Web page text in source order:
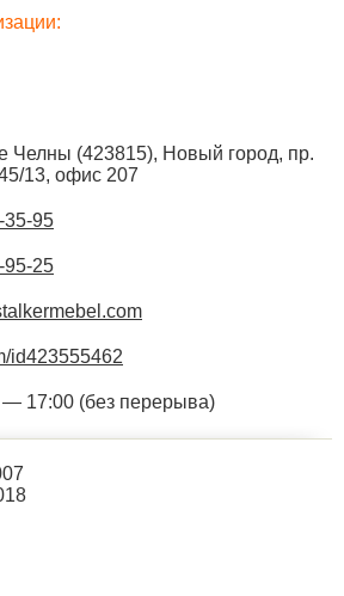
Челны (423815), Новый город, пр.
13, офис 207
35-95
95-25
id423555462
— 17:00 (без перерыва)